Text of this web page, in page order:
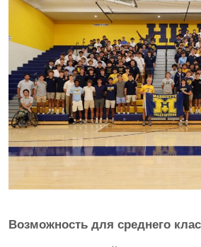
Возможность для среднего